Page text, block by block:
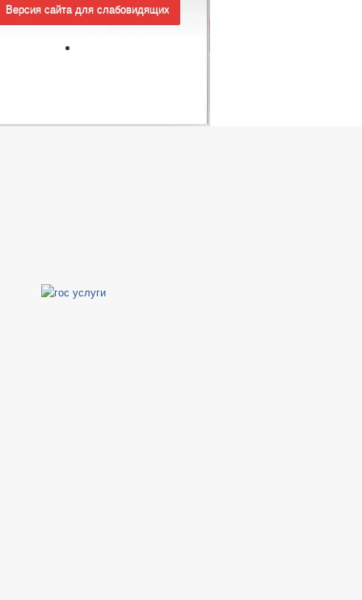
Версия сайта для слабовидящих